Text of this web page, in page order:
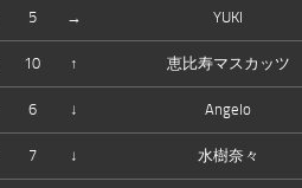
5 → YUKI
10 ↑ 恵比寿マスカッツ
6 ↓ Angelo
7 ↓ 水樹奈々